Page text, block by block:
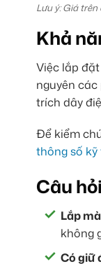
Lưu ý: Giá
Khả
Việc lắp đặt
nguyên
trích dây
Để kiểm
thông số
Câu
Lắp
không
Có giữ